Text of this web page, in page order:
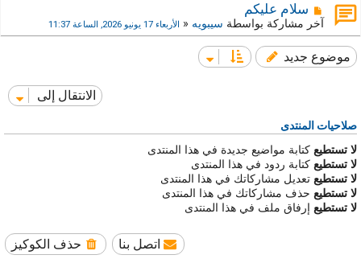
سلام عليكم
آخر مشاركة بواسطة سيبويه « الأربعاء 17 يونيو 2026, الساعة 11:37
موضوع جديد
الانتقال إلى
صلاحيات المنتدى
لا تستطيع كتابة مواضيع جديدة في هذا المنتدى
لا تستطيع كتابة ردود في هذا المنتدى
لا تستطيع تعديل مشاركاتك في هذا المنتدى
لا تستطيع حذف مشاركاتك في هذا المنتدى
لا تستطيع إرفاق ملف في هذا المنتدى
حذف الكوكيز اتصل بنا